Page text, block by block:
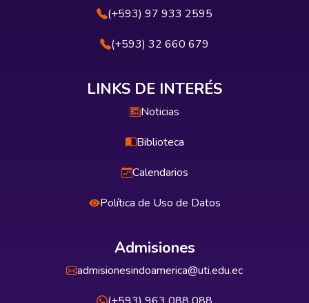
(+593) 97 933 2595
(+593) 32 660 679
LINKS DE INTERÉS
Noticias
Biblioteca
Calendarios
Política de Uso de Datos
Admisiones
admisionesindoamerica@uti.edu.ec